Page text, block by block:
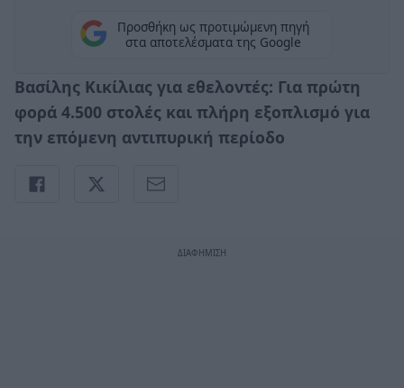
Προσθήκη ως προτιμώμενη πηγή
στα αποτελέσματα της Google
Βασίλης Κικίλιας για εθελοντές: Για πρώτη
φορά 4.500 στολές και πλήρη εξοπλισμό για
την επόμενη αντιπυρική περίοδο